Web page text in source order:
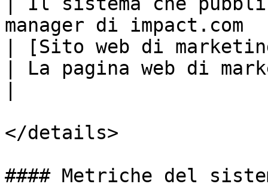
manager di
| [Sito web di
| La pagina web di
</details>
#### Metriche del